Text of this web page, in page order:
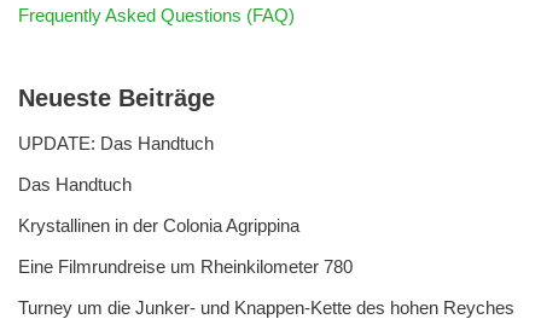
Frequently Asked Questions (FAQ)
Neueste Beiträge
UPDATE: Das Handtuch
Das Handtuch
Krystallinen in der Colonia Agrippina
Eine Filmrundreise um Rheinkilometer 780
Turney um die Junker- und Knappen-Kette des hohen Reyches